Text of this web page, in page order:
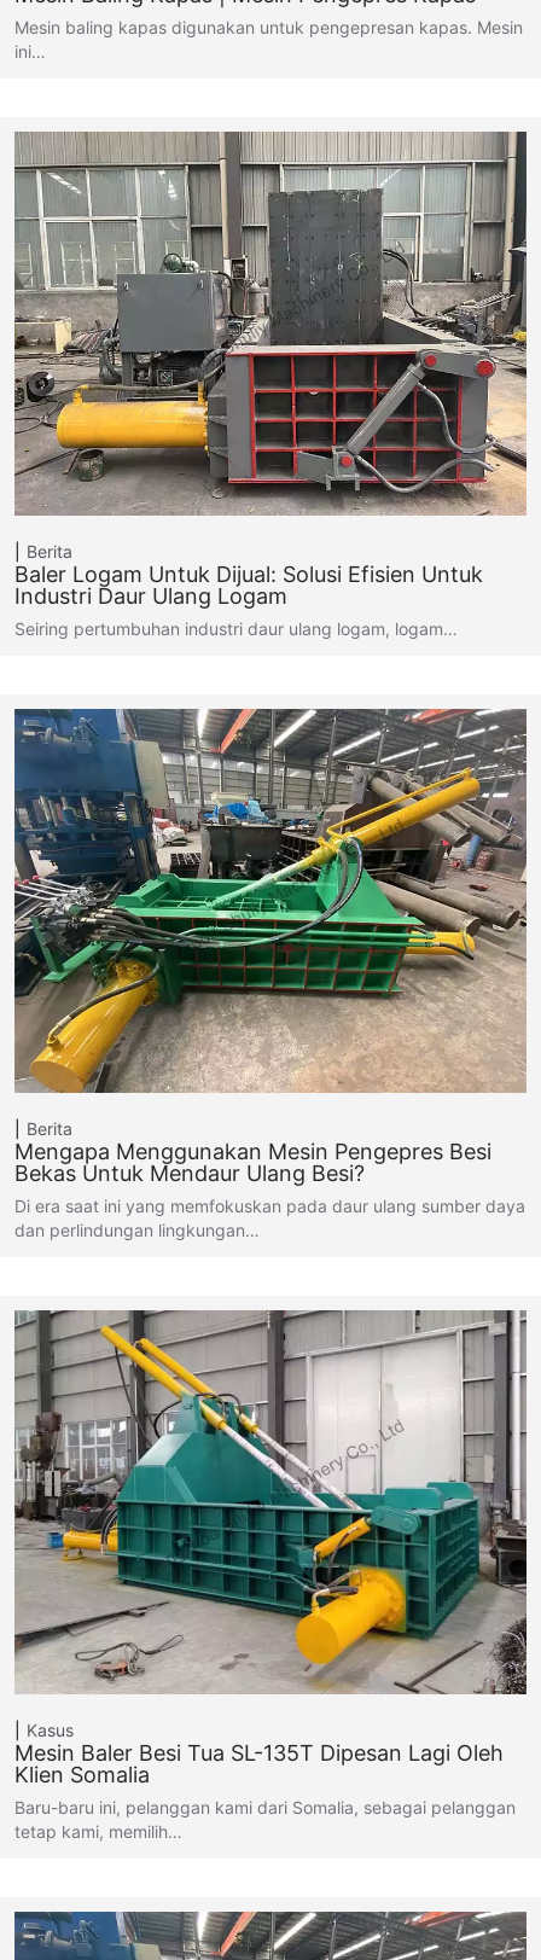
Mesin baling kapas digunakan untuk pengepresan kapas. Mesin
ini…
Berita
Baler Logam Untuk Dijual: Solusi Efisien Untuk
Industri Daur Ulang Logam
Seiring pertumbuhan industri daur ulang logam, logam…
Berita
Mengapa Menggunakan Mesin Pengepres Besi
Bekas Untuk Mendaur Ulang Besi?
Di era saat ini yang memfokuskan pada daur ulang sumber daya
dan perlindungan lingkungan…
Kasus
Mesin Baler Besi Tua SL-135T Dipesan Lagi Oleh
Klien Somalia
Baru-baru ini, pelanggan kami dari Somalia, sebagai pelanggan
tetap kami, memilih…